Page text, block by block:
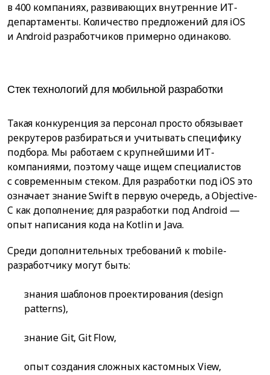
в 400 компаниях, развивающих внутренние ИТ-
департаменты. Количество предложений для iOS
и Android разработчиков примерно одинаково.
Стек технологий для мобильной разработки
Такая конкуренция за персонал просто обязывает
рекрутеров разбираться и учитывать специфику
подбора. Мы работаем с крупнейшими ИТ-
компаниями, поэтому чаще ищем специалистов
с современным стеком. Для разработки под iOS это
означает знание Swift в первую очередь, а Objective-
C как дополнение; для разработки под Android —
опыт написания кода на Kotlin и Java.
Среди дополнительных требований к mobile-
разработчику могут быть:
знания шаблонов проектирования (design
patterns),
знание Git, Git Flow,
опыт создания сложных кастомных View,